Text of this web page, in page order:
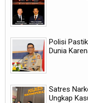
Polisi
Dunia
Satres
Ungkap